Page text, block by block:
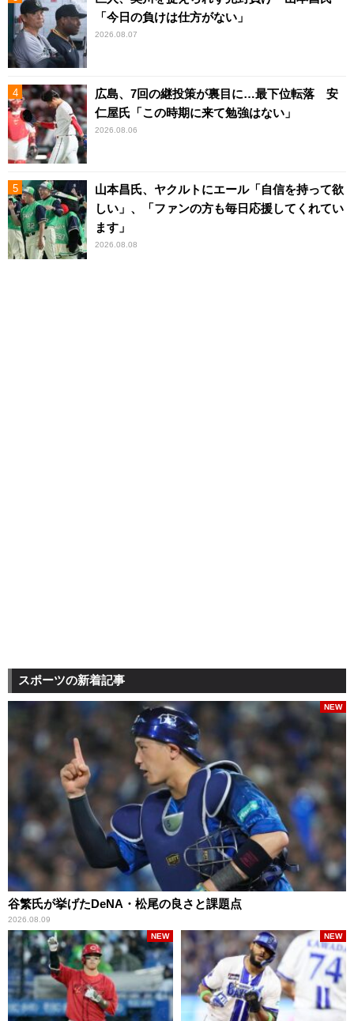
「今日の負けは仕方がない」
2026.08.07
広島、7回の継投策が裏目に…最下位転落 安
仁屋氏「この時期に来て勉強はない」
2026.08.06
山本昌氏、ヤクルトにエール「自信を持って欲
しい」、「ファンの方も毎日応援してくれてい
ます」
2026.08.08
スポーツの新着記事
谷繁氏が挙げたDeNA・松尾の良さと課題点
2026.08.09
NEW
NEW NEW